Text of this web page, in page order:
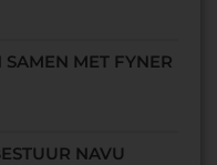
MET FYNER
NAVU